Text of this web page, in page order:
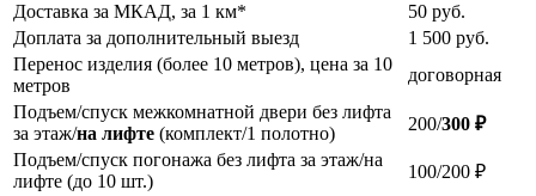
Доставка за МКАД, за 1 км*
50 руб.
Доплата за дополнительный выезд
1 500 руб.
Перенос изделия (более 10 метров), цена за 10
метров
договорная
Подъем/спуск межкомнатной двери без лифта
за этаж/на лифте (комплект/1 полотно) 200/300 ₽
Подъем/спуск погонажа без лифта за этаж/на
лифте (до 10 шт.)
100/200 ₽